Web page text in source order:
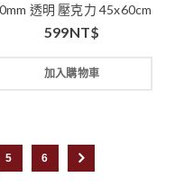
透明 壓克力 45x60cm
599NT$
加入購物車
5 6